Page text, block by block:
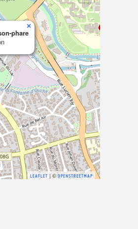
phare
×
LEAFLET| ©OPENSTREETMAP